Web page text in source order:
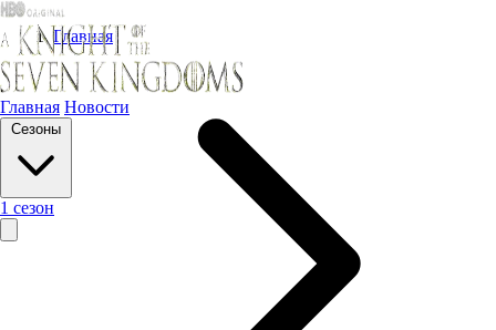
Главная Новости
Сезоны
1 сезон
Главная